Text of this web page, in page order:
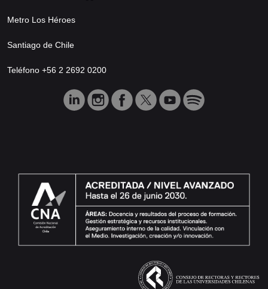
Metro Los Héroes
Santiago de Chile
Teléfono +56 2 2692 0200